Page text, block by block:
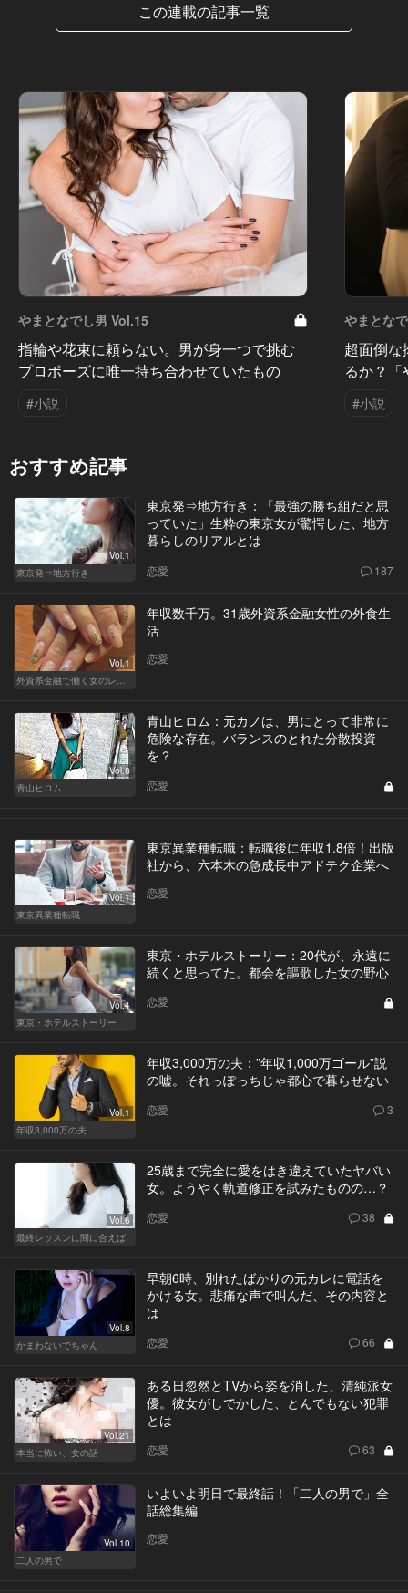
この連載の記事一覧
やまとなでし男 Vol.15
指輪や花束に頼らない。男が身一つで挑む
プロポーズに唯一持ち合わせていたもの
#小説
やまとな
超面倒
るか？
#小説
おすすめ記事
Vol.1
東京発⇒地方行き
東京発⇒地方行き：「最強の勝ち組だと思
っていた」生粋の東京女が驚愕した、地方
暮らしのリアルとは
恋愛 187
Vol.1
外資系金融で働く女のレストラン事情
年収数千万。31歳外資系金融女性の外食生
活
恋愛
Vol.8
青山ヒロム
青山ヒロム：元カノは、男にとって非常に
危険な存在。バランスのとれた分散投資
を？
恋愛
Vol.1
東京異業種転職
東京異業種転職：転職後に年収1.8倍！出版
社から、六本木の急成長中アドテク企業へ
恋愛
Vol.4
東京・ホテルストーリー
東京・ホテルストーリー：20代が、永遠に
続くと思ってた。都会を謳歌した女の野心
恋愛
Vol.1
年収3,000万の夫
年収3,000万の夫：”年収1,000万ゴール”説
の嘘。それっぽっちじゃ都心で暮らせない
恋愛 3
Vol.6
最終レッスンに間に合えば
25歳まで完全に愛をはき違えていたヤバい
女。ようやく軌道修正を試みたものの…？
恋愛 38
Vol.8
かまわないでちゃん
早朝6時、別れたばかりの元カレに電話を
かける女。悲痛な声で叫んだ、その内容と
は
恋愛 66
Vol.21
本当に怖い、女の話
ある日忽然とTVから姿を消した、清純派女
優。彼女がしでかした、とんでもない犯罪
とは
恋愛 63
Vol.10
二人の男で
いよいよ明日で最終話！「二人の男で」全
話総集編
恋愛